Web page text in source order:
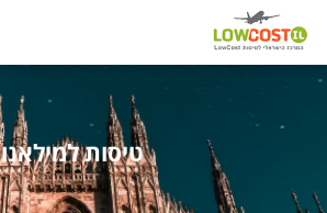
טיסות למילאנו